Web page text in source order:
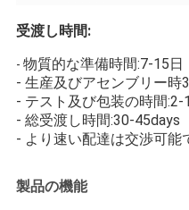
受渡し時間:
- 物質的な準備時間:7-15日
- 生産及びアセンブリー時
- テスト及び包装の時間:2-
- 総受渡し時間:30-45days
- より速い配達は交渉可能
製品の機能